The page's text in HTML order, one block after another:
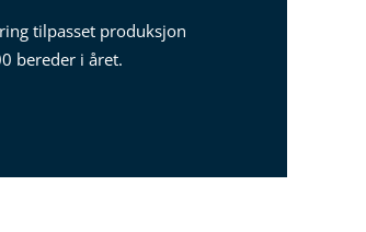
tilpasset produksjon
bereder i året.